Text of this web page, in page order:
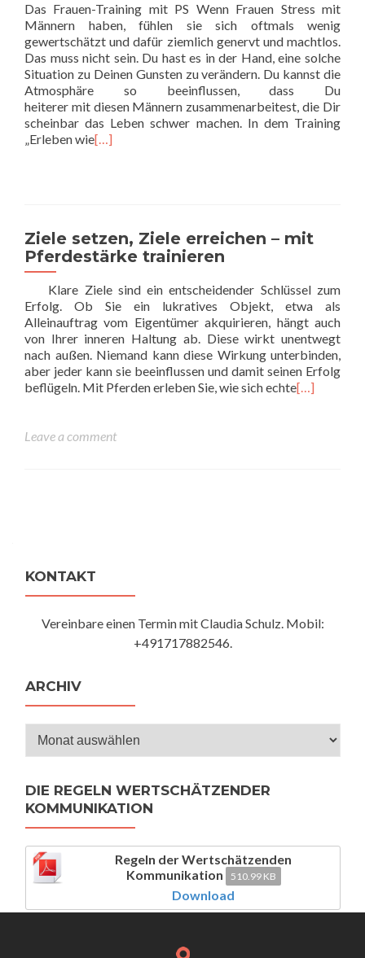
Das Frauen-Training mit PS Wenn Frauen Stress mit
Männern haben, fühlen sie sich oftmals wenig
gewertschätzt und dafür ziemlich genervt und machtlos.
Das muss nicht sein. Du hast es in der Hand, eine solche
Situation zu Deinen Gunsten zu verändern. Du kannst die
Atmosphäre so beeinflussen, dass Du
heiterer mit diesen Männern zusammenarbeitest, die Dir
scheinbar das Leben schwer machen. In dem Training
„Erleben wie[…]
Ziele setzen, Ziele erreichen – mit
Pferdestärke trainieren
Klare Ziele sind ein entscheidender Schlüssel zum
Erfolg. Ob Sie ein lukratives Objekt, etwa als
Alleinauftrag vom Eigentümer akquirieren, hängt auch
von Ihrer inneren Haltung ab. Diese wirkt unentwegt
nach außen. Niemand kann diese Wirkung unterbinden,
aber jeder kann sie beeinflussen und damit seinen Erfolg
beflügeln. Mit Pferden erleben Sie, wie sich echte[…]
Leave a comment
KONTAKT
Vereinbare einen Termin mit Claudia Schulz. Mobil:
+491717882546.
ARCHIV
Archiv
DIE REGELN WERTSCHÄTZENDER
KOMMUNIKATION
Regeln der Wertschätzenden
Kommunikation
510.99 KB
Download